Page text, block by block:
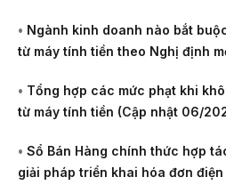
• Ngành kinh doanh nào bắt
từ máy tính tiền theo Nghị định
• Tổng hợp các mức phạt khi
từ máy tính tiền (Cập nhật 06/
• Sổ Bán Hàng chính thức hợp
giải pháp triển khai hóa đơn